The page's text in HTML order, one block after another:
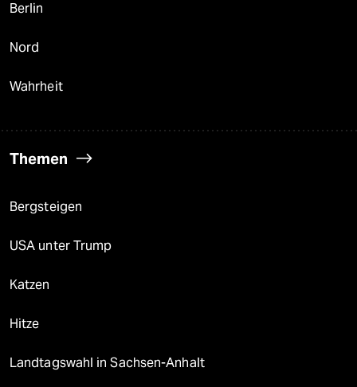
Berlin
Nord
Wahrheit
Themen
Bergsteigen
USA unter Trump
Katzen
Hitze
Landtagswahl in Sachsen-Anhalt